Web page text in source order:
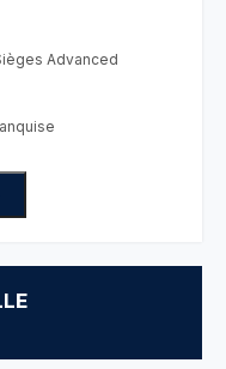
Advanced